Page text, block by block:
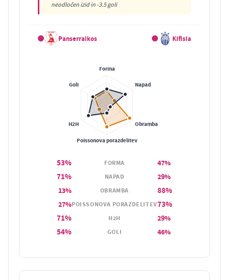
neodločen izid in -3.5 goli
Panserraikos Kifisia
53% FORMA 47%
71% NAPAD
29%
13%
OBRAMBA 88%
27%POISSONOVA PORAZDELITEV73%
71%
H2H 29%
54% GOLI 46%